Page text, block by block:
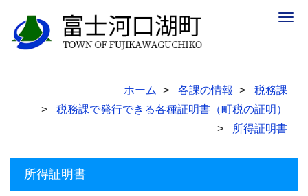
ホーム 各課の情報
税務課
税務課で発行できる各種証明書（町税の証明）
所得証明書
所得証明書